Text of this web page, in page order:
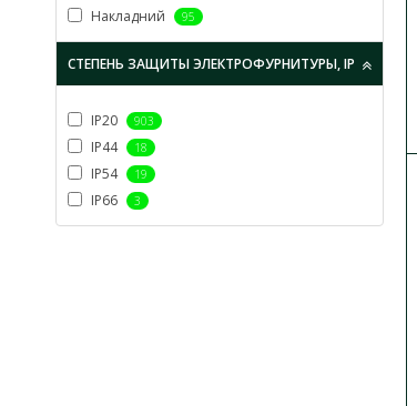
Накладний 95
СТЕПЕНЬ ЗАЩИТЫ ЭЛЕКТРОФУРНИТУРЫ, IP
IP20 903
IP44 18
IP54 19
IP66 3